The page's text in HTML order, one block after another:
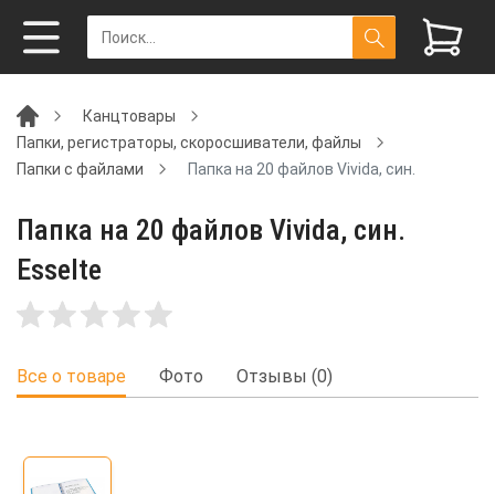
Канцтовары
Папки, регистраторы, скоросшиватели, файлы
Папки с файлами
Папка на 20 файлов Vivida, син.
Папка на 20 файлов Vivida, син.
Esselte
Все о товаре Фото Отзывы (0)